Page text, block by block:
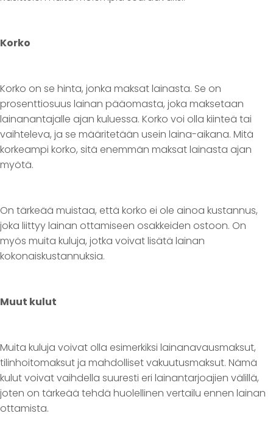
Korko
Korko on se hinta, jonka maksat lainasta. Se on
prosenttiosuus lainan pääomasta, joka maksetaan
lainanantajalle ajan kuluessa. Korko voi olla kiinteä tai
vaihteleva, ja se määritetään usein laina-aikana. Mitä
korkeampi korko, sitä enemmän maksat lainasta ajan
myötä.
On tärkeää muistaa, että korko ei ole ainoa kustannus,
joka liittyy lainan ottamiseen osakkeiden ostoon. On
myös muita kuluja, jotka voivat lisätä lainan
kokonaiskustannuksia.
Muut kulut
Muita kuluja voivat olla esimerkiksi lainanavausmaksut,
tilinhoitomaksut ja mahdolliset vakuutusmaksut. Nämä
kulut voivat vaihdella suuresti eri lainantarjoajien välillä,
joten on tärkeää tehdä huolellinen vertailu ennen lainan
ottamista.